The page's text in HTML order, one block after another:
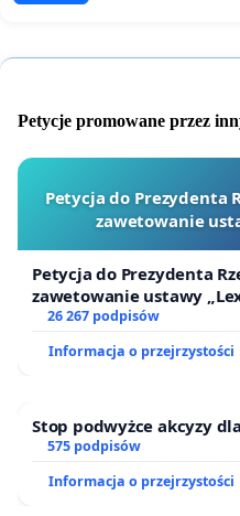
Petycje promowane przez
Petycja do Prezydenta
zawetowanie
Petycja do Prezydenta
zawetowanie ustawy
26 267 podpisów
Informacja o przejrzystości
Stop podwyżce akcyzy
575 podpisów
Informacja o przejrzystości